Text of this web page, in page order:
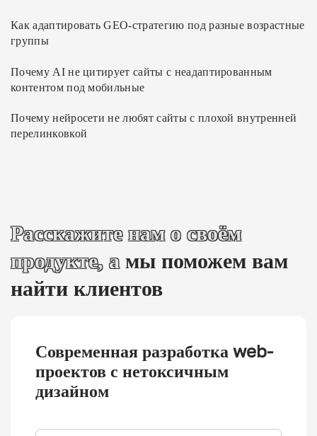
Как адаптировать GEO-стратегию под разные возрастные
группы
Почему AI не цитирует сайты с неадаптированным
контентом под мобильные
Почему нейросети не любят сайты с плохой внутренней
перелинковкой
Расскажите нам о своём
продукте, амы поможем вам
найти клиентов
Современная разработка web-
проектов с нетоксичным
дизайном